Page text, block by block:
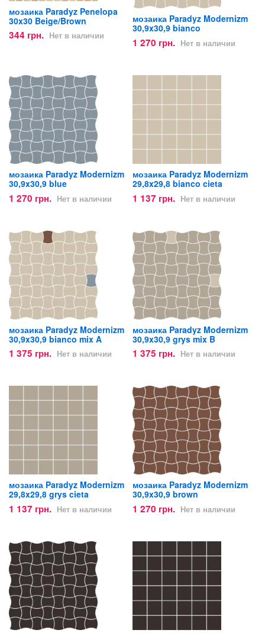
мозаика Paradyz Penelopa
30x30 Beige/Brown
344 грн. Нет в наличии
мозаика Paradyz Modernizm
30,9x30,9 bianco
1 270 грн. Нет в наличии
мозаика Paradyz Modernizm
30,9x30,9 blue
1 270 грн. Нет в наличии
мозаика Paradyz Modernizm
29,8x29,8 bianco cieta
1 137 грн. Нет в наличии
мозаика Paradyz Modernizm
30,9x30,9 bianco mix A
1 375 грн. Нет в наличии
мозаика Paradyz Modernizm
30,9x30,9 grys mix B
1 375 грн. Нет в наличии
мозаика Paradyz Modernizm
29,8x29,8 grys cieta
1 137 грн. Нет в наличии
мозаика Paradyz Modernizm
30,9x30,9 brown
1 270 грн. Нет в наличии